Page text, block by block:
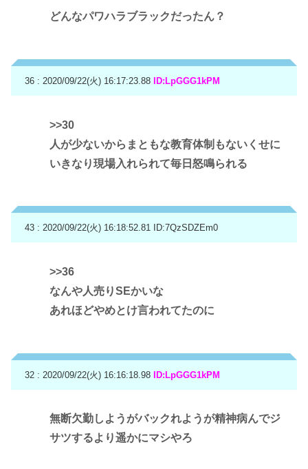
どんなパワハラブラックだったん？
36 : 2020/09/22(火) 16:17:23.88 ID:LpGGG1kPM
>>30
人が少ないからまともな教育体制もないくせに
いきなり現場入れられて毎日怒鳴られる
43 : 2020/09/22(火) 16:18:52.81 ID:7QzSDZEm0
>>36
なんや人売りSEかいな
あれほどやめとけ言われてたのに
32 : 2020/09/22(火) 16:16:18.98 ID:LpGGG1kPM
無断欠勤しようがバックれようが精神病んでジ
サツするより遥かにマシやろ